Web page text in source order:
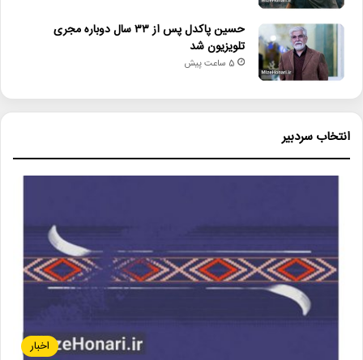
حسین پاکدل پس از ۳۳ سال دوباره مجری
تلویزیون شد
5 ساعت پیش
انتخاب سردبیر
اخبار